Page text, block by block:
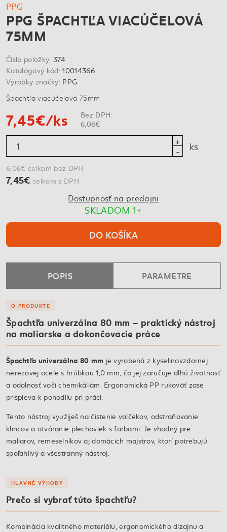
PPG
PPG ŠPACHTĽA VIACÚČELOVÁ
75MM
Číslo položky: 374
Katalógový kód:10014366
Výrobky značky: PPG
Špachtľa viacúčelová 75mm
7,45€/ks
Bez DPH:
6,06€
ks
6,06€ celkom bez DPH
7,45€ celkom s DPH
Dostupnosť na predajni
SKLADOM 1+
DO KOŠÍKA
POPIS PARAMETRE
O PRODUKTE
Špachtľa univerzálna 80 mm – praktický nástroj
na maliarske a dokončovacie práce
Špachtľa univerzálna 80 mm je vyrobená z kyselinovzdornej
nerezovej ocele s hrúbkou 1,0 mm, čo jej zaručuje dlhú životnosť
a odolnosť voči chemikáliám. Ergonomická PP rukoväť zase
prispieva k pohodliu pri práci.
Tento nástroj využiješ na čistenie valčekov, odstraňovanie
klincov a otváranie plechoviek s farbami. Je vhodný pre
maliarov, remeselníkov aj domácich majstrov, ktorí potrebujú
spoľahlivý a všestranný nástroj.
HLAVNÉ VÝHODY
Prečo si vybrať túto špachtľu?
Kombinácia kvalitného materiálu, ergonomického dizajnu a